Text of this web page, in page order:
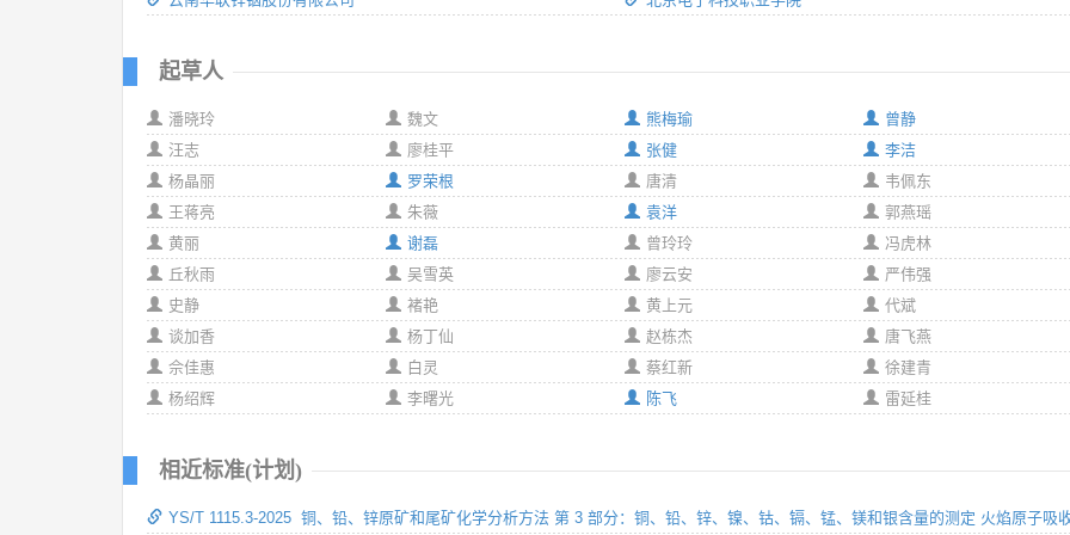
起草人
潘晓玲
魏文
汪志
廖桂平
杨晶丽
罗荣根
王蒋亮
朱薇
黄丽
谢磊
丘秋雨
吴雪英
史静
褚艳
谈加香
杨丁仙
佘佳惠
白灵
杨绍辉
李曙光
熊梅瑜
曾静
张健
李洁
唐清
韦佩东
袁洋
郭燕瑶
曾玲玲
冯虎林
廖云安
严伟强
黄上元
代斌
赵栋杰
唐飞燕
蔡红新
徐建青
陈飞
雷延桂
相近标准(计划)
YS/T 1115.3-2025 铜、铅、锌原矿和尾矿化学分析方法 第 3 部分：铜、铅、锌、镍、钴、镉、锰、镁和银含量的测定 火焰原子吸